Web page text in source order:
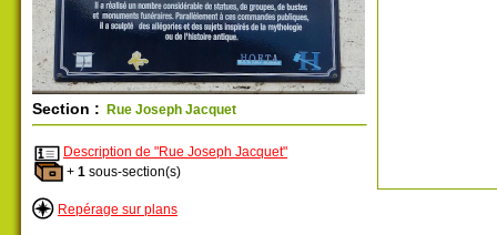
Section : Rue Joseph Jacquet
Description de "Rue Joseph Jacquet"
+ 1 sous-section(s)
Repérage sur plans